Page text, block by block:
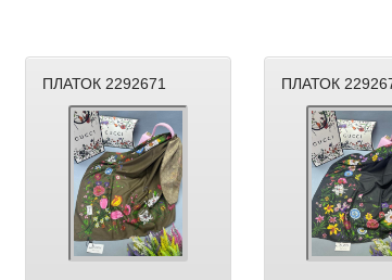
ПЛАТОК 2292671 ПЛАТОК